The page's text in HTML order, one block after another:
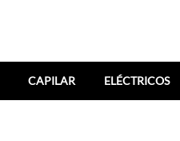
CAPILAR ELÉCTRICOS